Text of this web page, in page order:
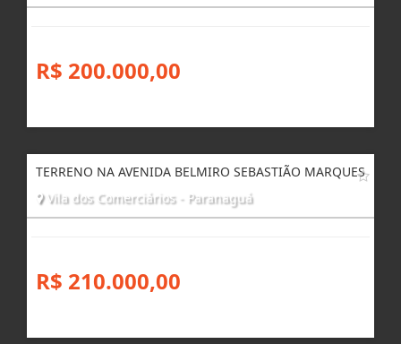
R$ 200.000,00
TERRENO NA AVENIDA BELMIRO SEBASTIÃO MARQUES
Vila dos Comerciários - Paranaguá
R$ 210.000,00